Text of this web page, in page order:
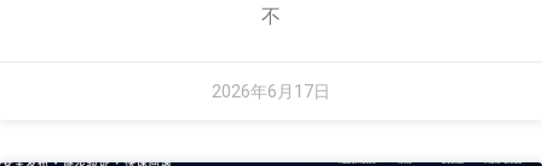
不
2026年6月17日